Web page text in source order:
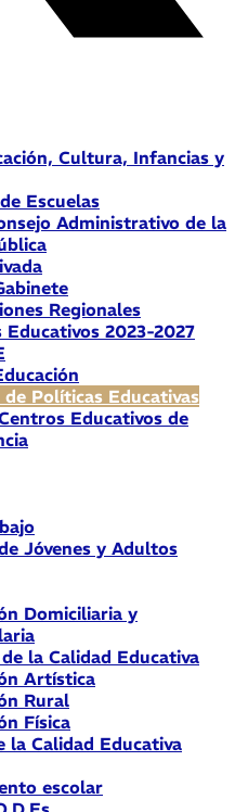
Cultura, Infancias y
Escuelas
Administrativo de la
Regionales
Educativos 2023-2027
Políticas Educativas
Educativos de
Jóvenes y Adultos
Domiciliaria y
la Calidad Educativa
Artística
Rural
Física
la Calidad Educativa
escolar